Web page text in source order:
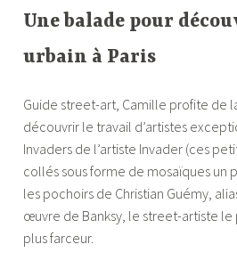
Une balade pour
urbain à Paris
Guide street-art, Camille profite de
découvrir le travail d’artistes
Invaders de l’artiste Invader (ces
collés sous forme de mosaïques un
les pochoirs de Christian Guémy,
œuvre de Banksy, le street-artiste
plus farceur.